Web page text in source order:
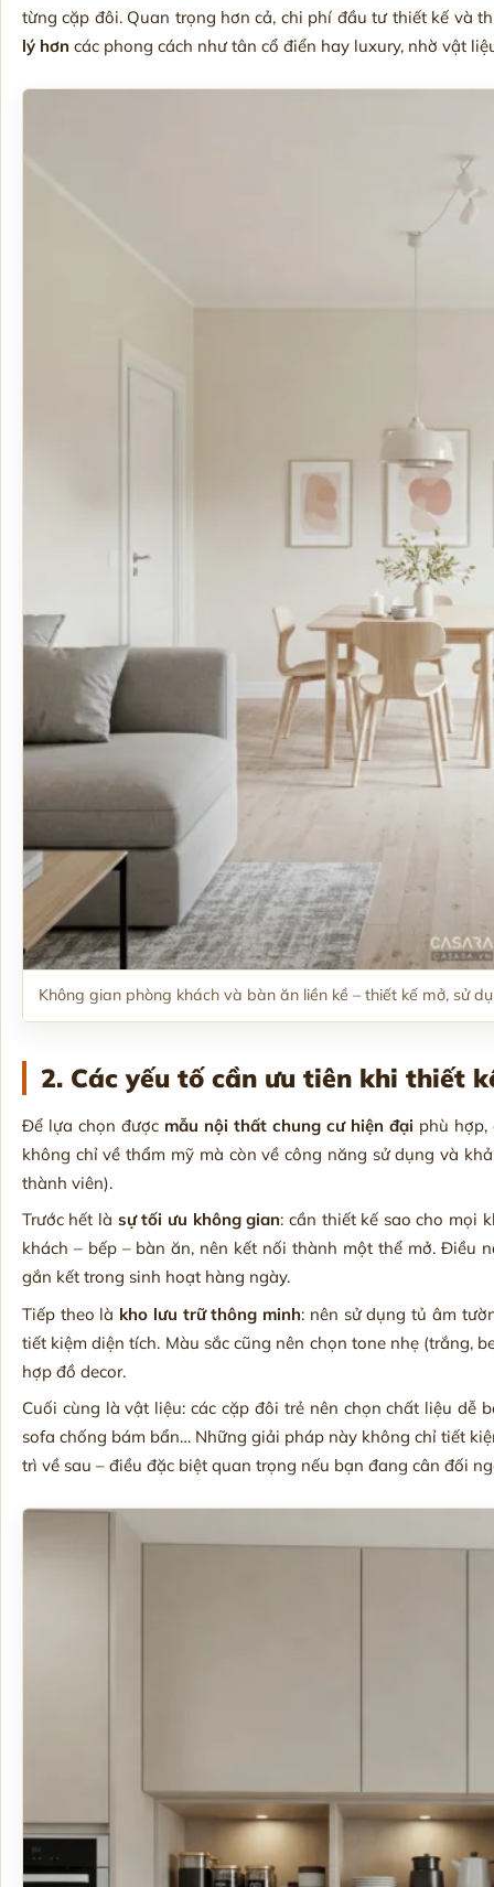
từng cặp đôi. Quan trọng hơn cả, chi phí đầu tư thiết kế và
lý hơn các phong cách như tân cổ điển hay luxury, nhờ vật
Không gian phòng khách và bàn ăn liền kề – thiết kế mở, sử
2. Các yếu tố cần ưu tiên khi thiết
Để lựa chọn được mẫu nội thất chung cư hiện đại phù hợp,
không chỉ về thẩm mỹ mà còn về công năng sử dụng và
thành viên).
Trước hết là sự tối ưu không gian: cần thiết kế sao cho mọi
khách – bếp – bàn ăn, nên kết nối thành một thể mở. Điều
gắn kết trong sinh hoạt hàng ngày.
Tiếp theo là kho lưu trữ thông minh: nên sử dụng tủ âm
tiết kiệm diện tích. Màu sắc cũng nên chọn tone nhẹ (trắng,
hợp đồ decor.
Cuối cùng là vật liệu: các cặp đôi trẻ nên chọn chất liệu dễ
sofa chống bám bẩn… Những giải pháp này không chỉ tiết
trì về sau – điều đặc biệt quan trọng nếu bạn đang cân đối